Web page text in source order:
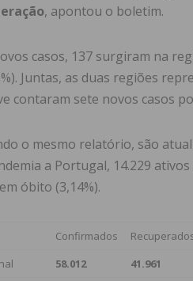
, apontou o boletim.
casos, 137 surgiram na
Juntas, as duas regiões
contaram sete novos casos
o mesmo relatório, são
a Portugal, 14.229
óbito (3,14%).
Confirmados
58.012 41.961